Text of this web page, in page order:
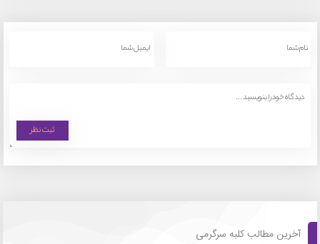
آخرین مطالب کلبه سرگرمی